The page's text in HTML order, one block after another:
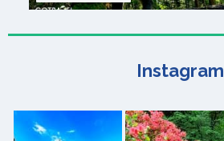
Instagram